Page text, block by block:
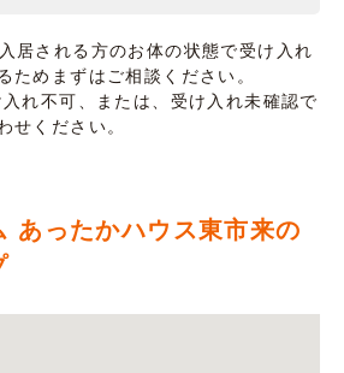
される方のお体の状態で受け入れ
ためまずはご相談ください。
れ不可、または、受け入れ未確認で
せください。
あったかハウス東市来の